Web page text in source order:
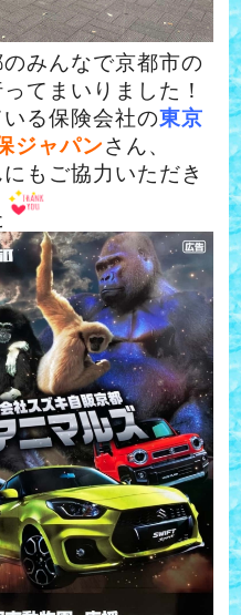
みんなで京都市の
てまいりました！
る保険会社の東京
ジャパンさん、
にもご協力いただき